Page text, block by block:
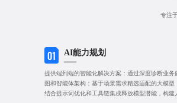
专注
01 AI能力规划
提供端到端的智能化解决方案：通过深度诊断业
图和智能体架构；基于场景需求精选适配的大模
结合提示词优化和工具链集成释放模型潜能，构建